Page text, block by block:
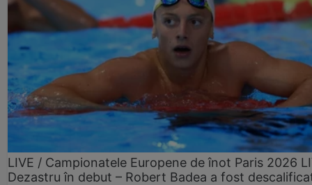
LIVE / Campionatele Europene de înot Paris 2026
Dezastru în debut – Robert Badea a fost